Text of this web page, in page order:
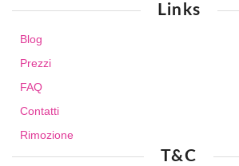
Links
Blog
Prezzi
FAQ
Contatti
Rimozione
T&C